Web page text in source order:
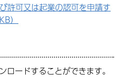
許可又は起業の認可を申請す
）
ロードすることができます。